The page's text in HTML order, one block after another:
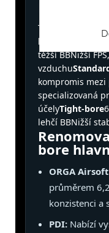
Typ
bore
těžší BBNižší
vzduchu
kompromis mezi
specializovaná
účelyTight-bore
lehčí BBNižší
bore
ORGA
průměrem
konzistenci a
PDI: Nabízí